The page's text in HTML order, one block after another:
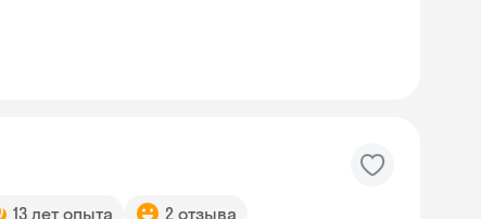
13 лет опыта 2 отзыва